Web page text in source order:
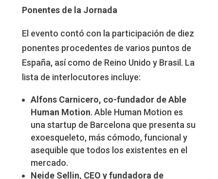
Ponentes de la Jornada
El evento contó con la participación de diez
ponentes procedentes de varios puntos de
España, así como de Reino Unido y Brasil. La
lista de interlocutores incluye:
Alfons Carnicero, co-fundador de Able
Human Motion. Able Human Motion es
una startup de Barcelona que presenta su
exoesqueleto, más cómodo, funcional y
asequible que todos los existentes en el
mercado.
Neide Sellin, CEO y fundadora de